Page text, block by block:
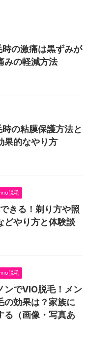
の激痛は黒ずみが
みの軽減方法
の粘膜保護方法と
果的なやり方
脱毛
きる！剃り方や照
どやり方と体験談
脱毛
ンでVIO脱毛！メン
の効果は？家族に
る（画像・写真あ